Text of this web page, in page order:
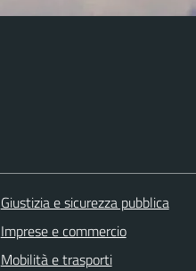
Giustizia e sicurezza pubblica
Imprese e commercio
Mobilità e trasporti